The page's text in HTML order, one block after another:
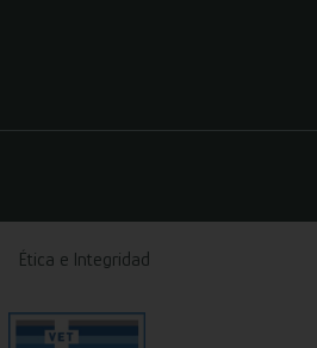
Ética e Integridad